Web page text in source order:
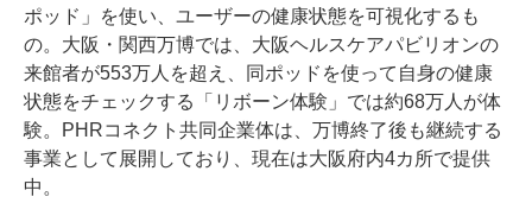
ポッド」を使い、ユーザーの健康状態を可視化するも
の。大阪・関西万博では、大阪ヘルスケアパビリオンの
来館者が553万人を超え、同ポッドを使って自身の健康
状態をチェックする「リボーン体験」では約68万人が体
験。PHRコネクト共同企業体は、万博終了後も継続する
事業として展開しており、現在は大阪府内4カ所で提供
中。